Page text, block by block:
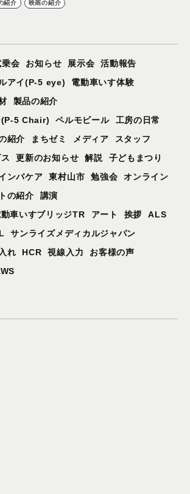
紹介 映画の紹介
乗会 お知らせ 展示会
活動報告
アイ(P-5 eye)
電動車いす体験
製品の紹介
(P-5 Chair)
ペルモビール
工房の日常
紹介 まちゼミ メディア
スタッフ
更新のお知らせ 解説
子どもまつり
ンバケア 東村山市 勉強会
オンライン
の紹介
講演
車いすブリッジTR
アート 挨拶
ALS
サンライズメディカルジャパン
れ HCR 視線入力
お客様の声